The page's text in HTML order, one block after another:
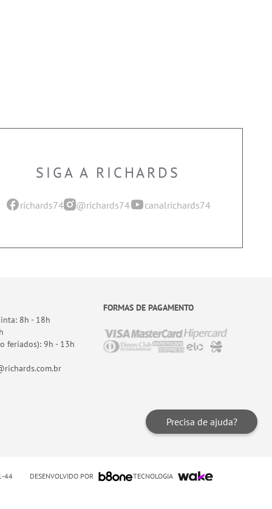
SIGA A RICHARDS
richards74 @richards74 canalrichards74
Precisa de ajuda?
8h - 18h
feriados): 9h - 13h
FORMAS DE PAGAMENTO
44 DESENVOLVIDO POR TECNOLOGIA